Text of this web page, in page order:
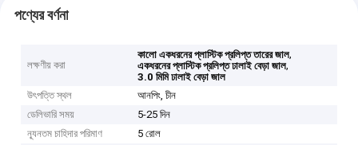
পণ্যের বর্ণনা
লক্ষণীয় করা
কালো একধরনের প্লাস্টিক প্রলিপ্ত তারের জাল,
একধরনের প্লাস্টিক প্রলিপ্ত ঢালাই বেড়া জাল,
3.0 মিমি ঢালাই বেড়া জাল
উৎপত্তি স্থল
আনপিং, চীন
ডেলিভারি সময়
5-25 দিন
ন্যূনতম চাহিদার পরিমাণ
5 রোল